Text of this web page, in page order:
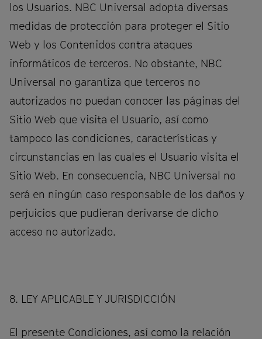
los Usuarios. NBC Universal adopta diversas
medidas de protección para proteger el Sitio
Web y los Contenidos contra ataques
informáticos de terceros. No obstante, NBC
Universal no garantiza que terceros no
autorizados no puedan conocer las páginas del
Sitio Web que visita el Usuario, así como
tampoco las condiciones, características y
circunstancias en las cuales el Usuario visita el
Sitio Web. En consecuencia, NBC Universal no
será en ningún caso responsable de los daños y
perjuicios que pudieran derivarse de dicho
acceso no autorizado.
8. LEY APLICABLE Y JURISDICCIÓN
El presente Condiciones, así como la relación